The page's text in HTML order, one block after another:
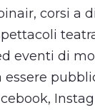
corsi a
eventi di